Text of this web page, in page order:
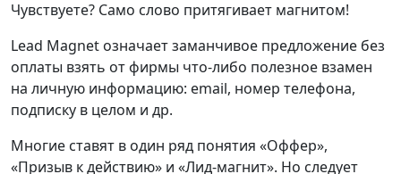
Чувствуете? Само слово притягивает магнитом!
Lead Magnet означает заманчивое предложение без
оплаты взять от фирмы что-либо полезное взамен
на личную информацию: email, номер телефона,
подписку в целом и др.
Многие ставят в один ряд понятия «Оффер»,
«Призыв к действию» и «Лид-магнит». Но следует